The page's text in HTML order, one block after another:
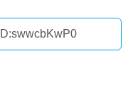
ID:swwcbKwP0